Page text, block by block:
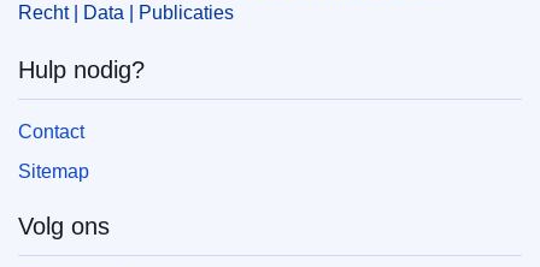
Recht | Data | Publicaties
Hulp nodig?
Contact
Sitemap
Volg ons